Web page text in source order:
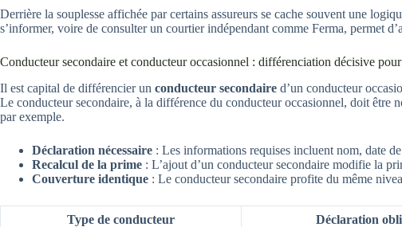
Derrière la souplesse affichée par certains assureurs se cache souvent une
s’informer, voire de consulter un courtier indépendant comme Ferma, permet
Conducteur secondaire et conducteur occasionnel : différenciation décisive pour
Il est capital de différencier un conducteur secondaire d’un conducteur
Le conducteur secondaire, à la différence du conducteur occasionnel, doit être
par exemple.
Déclaration nécessaire : Les informations requises incluent nom, date
Recalcul de la prime : L’ajout d’un conducteur secondaire modifie la
Couverture identique : Le conducteur secondaire profite du même
Type de conducteur Déclaration